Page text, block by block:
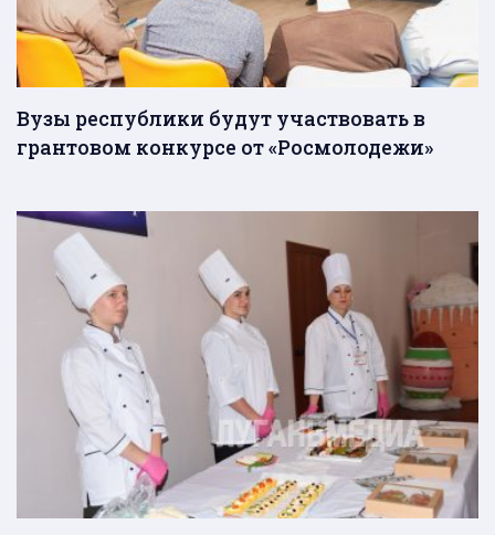
Вузы республики будут участвовать в
грантовом конкурсе от «Росмолодежи»